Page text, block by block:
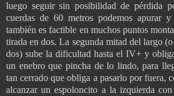
luego seguir sin posibilidad de pérdida
cuerdas de 60 metros podemos apurar
también es factible en muchos puntos
tirada en dos. La segunda mitad del largo
dos) sube la dificultad hasta el IV+ y
un enebro que pincha de lo lindo, para
tan cerrado que obliga a pasarlo por fuera,
alcanzar un espoloncito a la izquierda